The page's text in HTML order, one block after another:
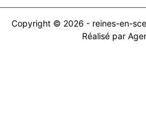
Copyright © 2026 - reines-en-
Réalisé par